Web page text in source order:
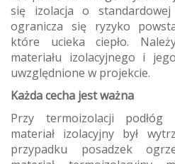
się izolacja o
ogranicza się ryzyko
które ucieka ciepło.
materiału izolacyjnego i
uwzględnione w projekcie.
Każda cecha jest ważna
Przy termoizolacji
materiał izolacyjny był
przypadku posadzek